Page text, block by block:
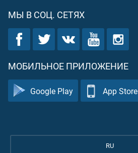
МЫ В СОЦ. СЕТЯХ
МОБИЛЬНОЕ ПРИЛОЖЕНИЕ
Google Play App Store
RU